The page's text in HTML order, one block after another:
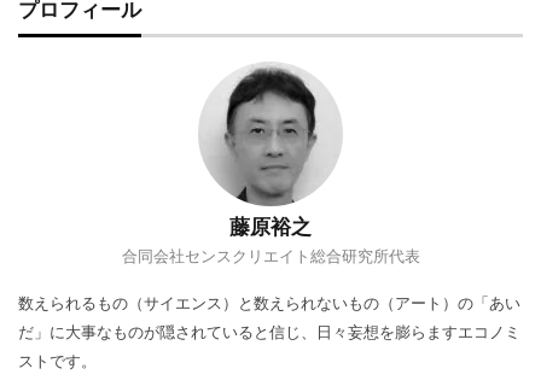
プロフィール
藤原裕之
合同会社センスクリエイト総合研究所代表
数えられるもの（サイエンス）と数えられないもの（アート）の「あい
だ」に大事なものが隠されていると信じ、日々妄想を膨らますエコノミ
ストです。